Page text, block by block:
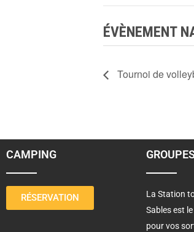
ÉVÈNEMENT
Tournoi de
CAMPING
RÉSERVATION
La Station
Sables est
pour vos